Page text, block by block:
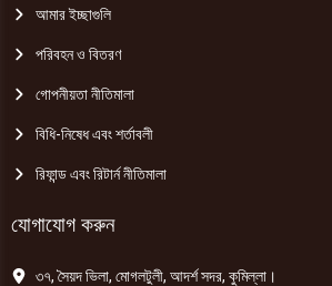
আমার ইচ্ছাগুলি
পরিবহন ও বিতরণ
গোপনীয়তা নীতিমালা
বিধি-নিষেধ এবং শর্তাবলী
রিফান্ড এবং রিটার্ন নীতিমালা
যোগাযোগ করুন
৩৭, সৈয়দ ভিলা, মোগলটুলী, আদর্শ সদর, কুমিল্লা।